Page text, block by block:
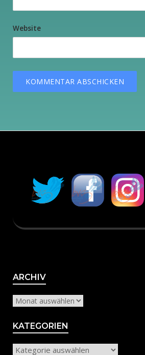
Website
ARCHIVArchiv
KATEGORIEN
Kategorien